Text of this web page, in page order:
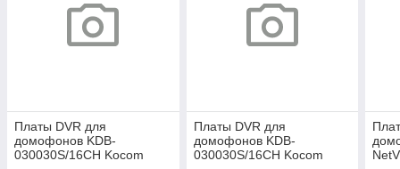
Платы DVR для
домофонов KDB-
030030S/16CH Kocom
Платы DVR для
домофонов KDB-
030030S/16CH Kocom